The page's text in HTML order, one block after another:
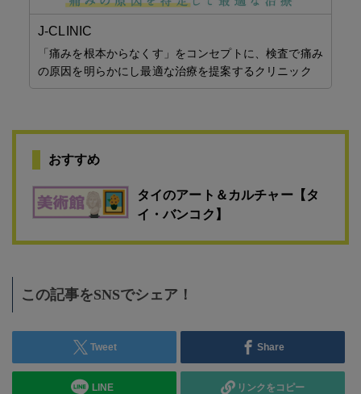
J-CLINIC
「痛みを根本からなくす」をコンセプトに、検査で痛み
の原因を明らかにし最適な治療を提案するクリニック
おすすめ
タイのアート＆カルチャー【タ
イ・バンコク】
この記事をSNSでシェア！
Tweet Share
LINE リンクをコピー